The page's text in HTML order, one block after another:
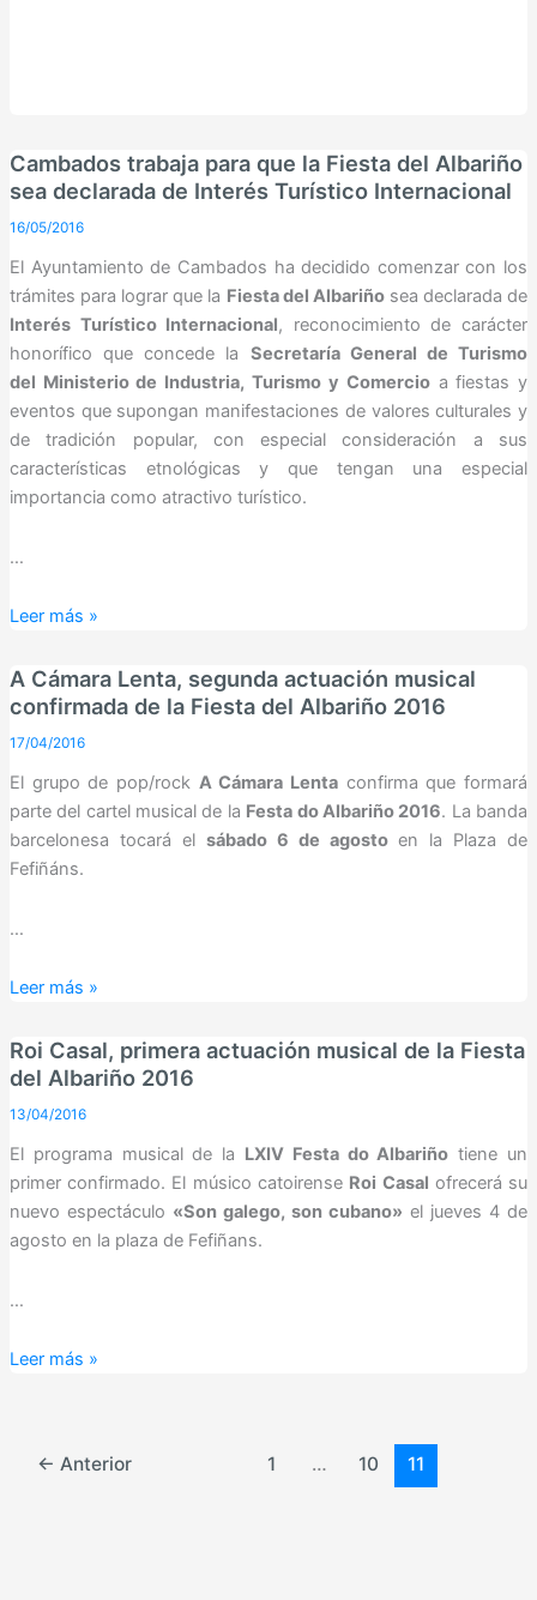
Cambados trabaja para que la Fiesta del Albariño
sea declarada de Interés Turístico Internacional
16/05/2016
El Ayuntamiento de Cambados ha decidido comenzar con los
trámites para lograr que la Fiesta del Albariñosea declarada de
Interés Turístico Internacional, reconocimiento de carácter
honorífico que concede la Secretaría General de Turismo
del Ministerio de Industria, Turismo y Comercioa fiestas y
eventos que supongan manifestaciones de valores culturales y
de tradición popular, con especial consideración a sus
características etnológicas y que tengan una especial
importancia como atractivo turístico.
…
Cambados
para
que
del
Albariño
sea
declarada
Interés
Internacional
Leer más »
A Cámara Lenta, segunda actuación musical
confirmada de la Fiesta del Albariño 2016
17/04/2016
El grupo de pop/rock A Cámara Lenta confirma que formará
parte del cartel musical de la Festa do Albariño 2016. La banda
barcelonesa tocará el sábado 6 de agostoen la Plaza de
Fefiñáns.
…
A
Lenta,
segunda
confirmada
de
la
Fiesta
Albariño
Leer más »
Roi Casal, primera actuación musical de la Fiesta
del Albariño 2016
13/04/2016
El programa musical de la LXIV Festa do Albariño tiene un
primer confirmado. El músico catoirense Roi Casal ofrecerá su
nuevo espectáculo «Son galego, son cubano» el jueves 4 de
agosto en la plaza de Fefiñans.
…
Roi
musical
Leer más »
← Anterior 1 … 10 11